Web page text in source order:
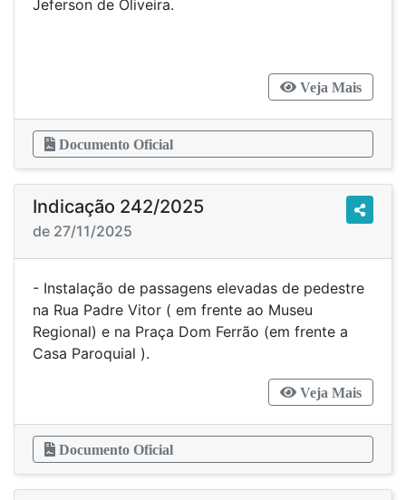
Jeferson de Oliveira.
Veja Mais
Documento Oficial
Indicação 242/2025
de 27/11/2025
- Instalação de passagens elevadas de pedestre
na Rua Padre Vitor ( em frente ao Museu
Regional) e na Praça Dom Ferrão (em frente a
Casa Paroquial ).
Veja Mais
Documento Oficial